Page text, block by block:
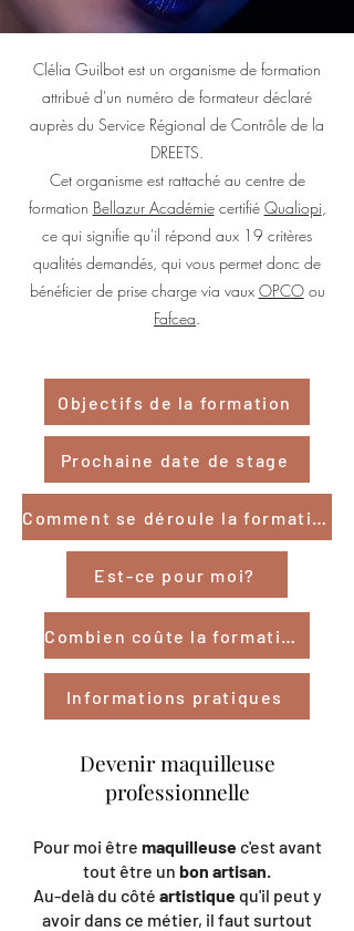
Clélia Guilbot est un organisme de formation
attribué d'un numéro de formateur déclaré
auprès du Service Régional de Contrôle de la
DREETS.
Cet organisme est rattaché au centre de
formation Bellazur Académiecertifié Qualiopi,
ce qui signifie qu'il répond aux 19 critères
qualités demandés, qui vous permet donc de
bénéficier de prise charge via vaux OPCOou
Fafcea.
Objectifs de la formation
Prochaine date de stage
Est-ce pour moi?
Informations pratiques
Devenir maquilleuse
professionnelle
Pour moi être maquilleusec'est avant
tout être un bon artisan.
Au-delà du côté artistiquequ'il peut y
avoir dans ce métier, il faut surtout